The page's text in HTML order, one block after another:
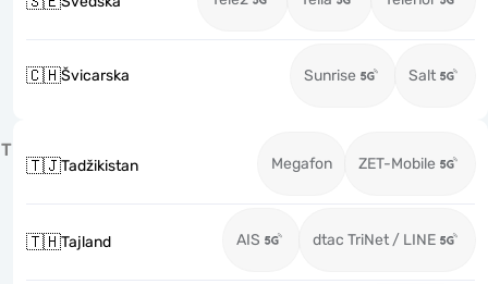
🇨🇭Švicarska Sunrise Salt
T
🇹🇯Tadžikistan Megafon ZET-Mobile
🇹🇭Tajland AIS dtac TriNet / LINE